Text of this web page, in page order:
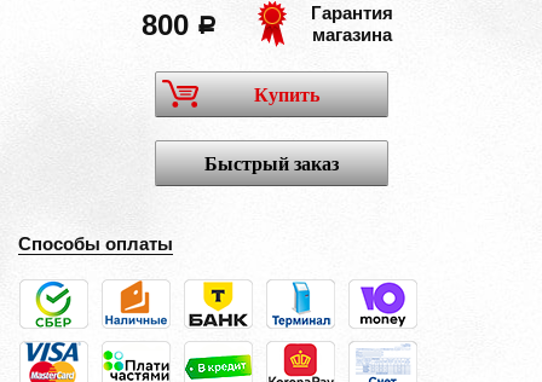
800 a
Гарантия
магазина
Купить
Быстрый заказ
Способы оплаты